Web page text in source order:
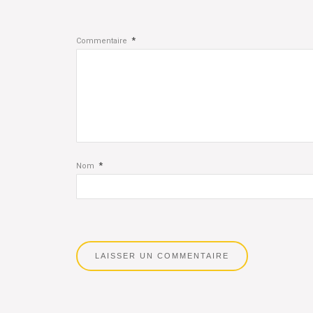
Commentaire *
Nom *